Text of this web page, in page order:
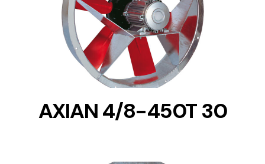
DETAILS
AXIAN 4/8-450T 30